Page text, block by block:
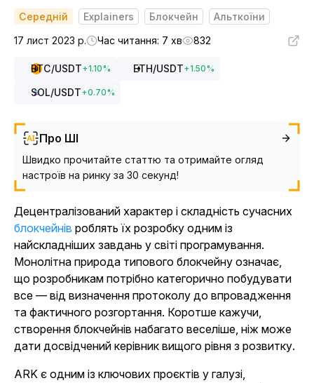
Середній Explainers Блокчейн
Альткоїни
17 лист 2023 р.
Час читання: 7 хв 832
BTC/USDT+1.10% ETH/USDT+1.50%
SOL/USDT+0.70%
Про ШІ
Швидко прочитайте статтю та отримайте огляд
настроїв на ринку за 30 секунд!
Децентралізований характер і складність сучасних
блокчейнів роблять їх розробку одним із
найскладніших завдань у світі програмування.
Монолітна природа типового блокчейну означає,
що розробникам потрібно категорично побудувати
все — від визначення протоколу до впровадження
та фактичного розгортання. Коротше кажучи,
створення блокчейнів набагато веселіше, ніж може
дати досвідчений керівник вищого рівня з розвитку.
ARK є одним із ключових проєктів у галузі,